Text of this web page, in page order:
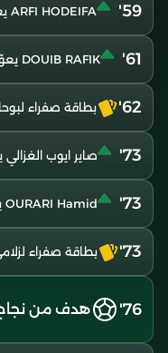
59' ARFI HODEIFA يعوّض مقداش محمد اسلام
61' DOUIB RAFIK يعوّض مطيب عبد الله
62' بطاقة صفراء
73' صاير ايوب
73' OURARI Hamid يعوّض عبدات ماسينيسا
73' بطاقة صفراء
76' هدف من نجاح